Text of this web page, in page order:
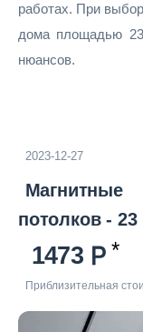
работах. При
дома площадью 23
нюансов.
2023-12-27
потолков -
1473
Приблизительная